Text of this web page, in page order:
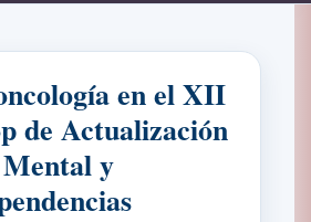
en el XII
de Actualización
y